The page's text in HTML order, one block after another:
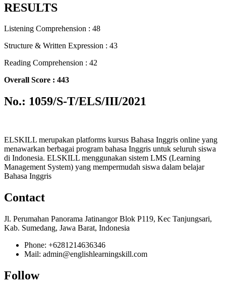
RESULTS
Listening Comprehension : 48
Structure & Written Expression : 43
Reading Comprehension : 42
Overall Score : 443
No.: 1059/S-T/ELS/III/2021
ELSKILL merupakan platforms kursus Bahasa Inggris online yang
menawarkan berbagai program bahasa Inggris untuk seluruh siswa
di Indonesia. ELSKILL menggunakan sistem LMS (Learning
Management System) yang mempermudah siswa dalam belajar
Bahasa Inggris
Contact
Jl. Perumahan Panorama Jatinangor Blok P119, Kec Tanjungsari,
Kab. Sumedang, Jawa Barat, Indonesia
Phone: +6281214636346
Mail: admin@englishlearningskill.com
Follow